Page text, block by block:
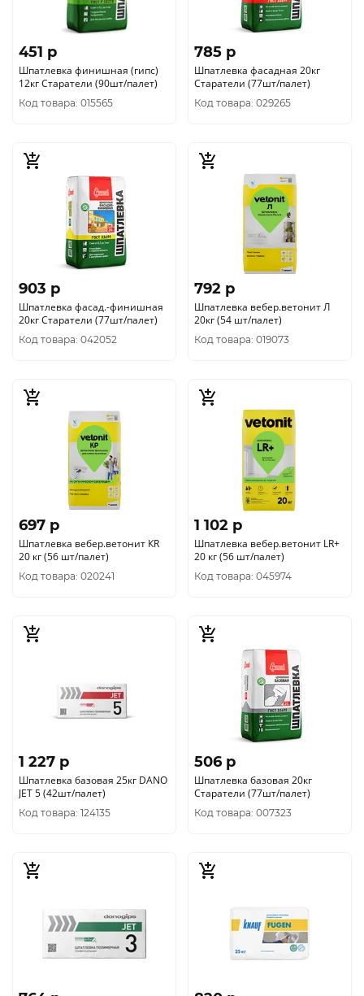
451 p
Шпатлевка финишная (гипс)
12кг Старатели (90шт/палет)
Код товара: 015565
785 p
Шпатлевка фасадная 20кг
Старатели (77шт/палет)
Код товара: 029265
903 p
Шпатлевка фасад.-финишная
20кг Старатели (77шт/палет)
Код товара: 042052
792 p
Шпатлевка вебер.ветонит Л
20кг (54 шт/палет)
Код товара: 019073
697 p
Шпатлевка вебер.ветонит КR
20 кг (56 шт/палет)
Код товара: 020241
1 102 p
Шпатлевка вебер.ветонит LR+
20 кг (56 шт/палет)
Код товара: 045974
1 227 p
Шпатлевка базовая 25кг DANO
JET 5 (42шт/палет)
Код товара: 124135
506 p
Шпатлевка базовая 20кг
Старатели (77шт/палет)
Код товара: 007323